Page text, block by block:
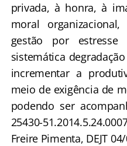
privada, à honra, à
moral
gestão por
sistemática
incrementar a
meio de exigência de
podendo ser
25430-
Freire Pimenta, DEJT